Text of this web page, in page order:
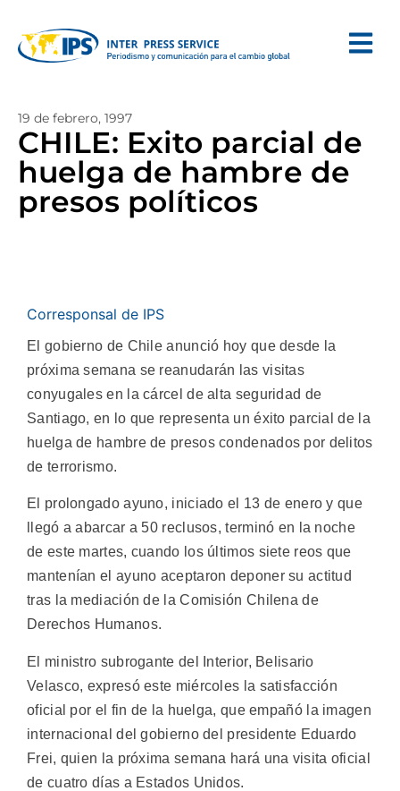
19 de febrero, 1997
CHILE: Exito parcial de
huelga de hambre de
presos políticos
Corresponsal de IPS
El gobierno de Chile anunció hoy que desde la
próxima semana se reanudarán las visitas
conyugales en la cárcel de alta seguridad de
Santiago, en lo que representa un éxito parcial de la
huelga de hambre de presos condenados por delitos
de terrorismo.
El prolongado ayuno, iniciado el 13 de enero y que
llegó a abarcar a 50 reclusos, terminó en la noche
de este martes, cuando los últimos siete reos que
mantenían el ayuno aceptaron deponer su actitud
tras la mediación de la Comisión Chilena de
Derechos Humanos.
El ministro subrogante del Interior, Belisario
Velasco, expresó este miércoles la satisfacción
oficial por el fin de la huelga, que empañó la imagen
internacional del gobierno del presidente Eduardo
Frei, quien la próxima semana hará una visita oficial
de cuatro días a Estados Unidos.